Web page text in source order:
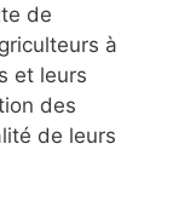
de
à
et leurs
des
de leurs